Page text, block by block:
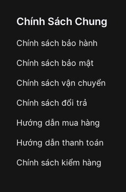
toán khi nhận hàng hoặc
hàng nhanh chóng
hủy đơn không mong
Chính Sách Chung
Chính sách bảo hành
Chính sách bảo mật
Chính sách vận chuyển
Chính sách đổi trả
Hướng dẫn mua hàng
Hướng dẫn thanh toán
Chính sách kiểm hàng